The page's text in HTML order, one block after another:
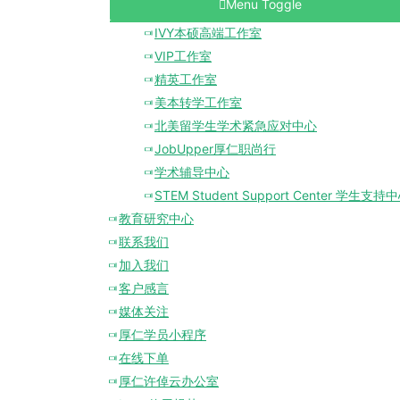
Menu Toggle
IVY本硕高端工作室
VIP工作室
精英工作室
美本转学工作室
北美留学生学术紧急应对中心
JobUpper厚仁职尚行
学术辅导中心
STEM Student Support Center 学生支持
教育研究中心
联系我们
加入我们
客户感言
媒体关注
厚仁学员小程序
在线下单
厚仁许倬云办公室